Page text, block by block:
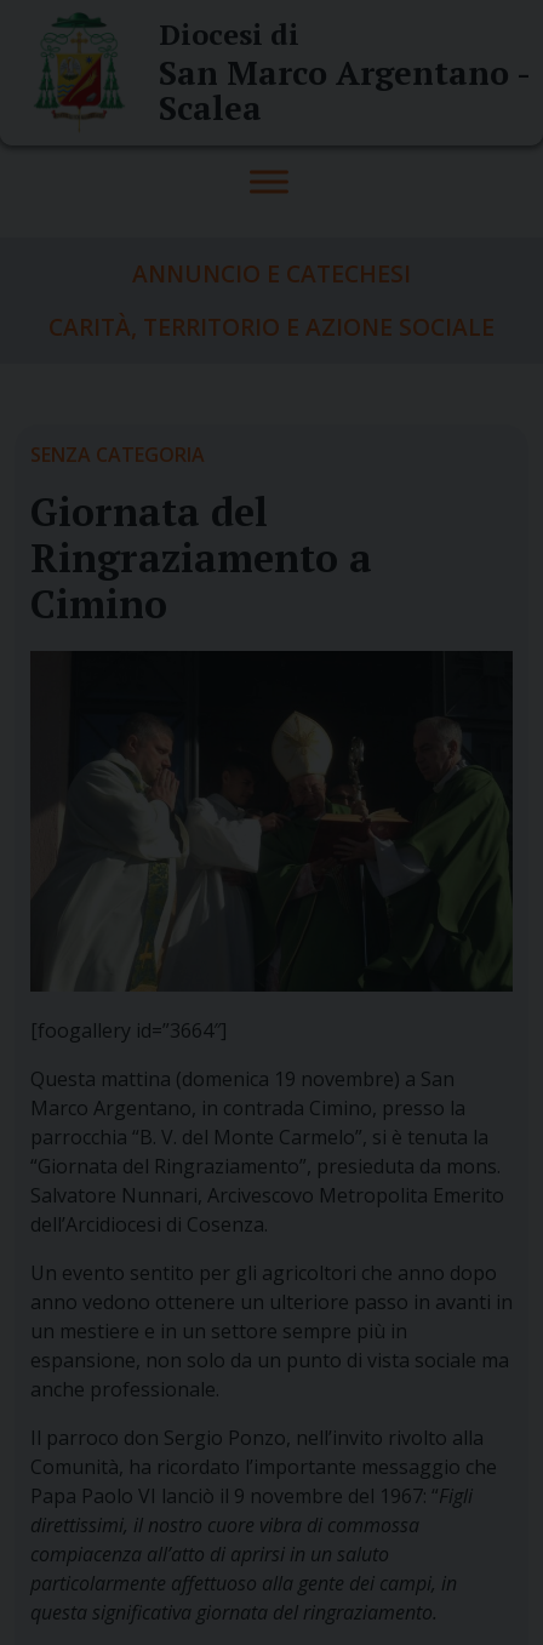
content
Diocesi di
San Marco Argentano -
Scalea
ANNUNCIO E CATECHESI
CARITÀ, TERRITORIO E AZIONE SOCIALE
SENZA CATEGORIA
Giornata del
Ringraziamento a
Cimino
[foogallery id=”3664″]
Questa mattina (domenica 19 novembre) a San
Marco Argentano, in contrada Cimino, presso la
parrocchia “B. V. del Monte Carmelo”, si è tenuta la
“Giornata del Ringraziamento”, presieduta da mons.
Salvatore Nunnari, Arcivescovo Metropolita Emerito
dell’Arcidiocesi di Cosenza.
Un evento sentito per gli agricoltori che anno dopo
anno vedono ottenere un ulteriore passo in avanti in
un mestiere e in un settore sempre più in
espansione, non solo da un punto di vista sociale ma
anche professionale.
Il parroco don Sergio Ponzo, nell’invito rivolto alla
Comunità, ha ricordato l’importante messaggio che
Papa Paolo VI lanciò il 9 novembre del 1967: “Figli
direttissimi, il nostro cuore vibra di commossa
compiacenza all’atto di aprirsi in un saluto
particolarmente affettuoso alla gente dei campi, in
questa significativa giornata del ringraziamento.